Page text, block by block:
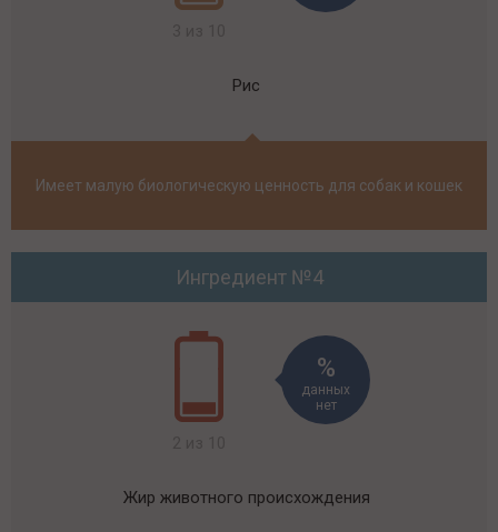
Рис
Имеет малую биологическую ценность для собак и кошек
Ингредиент №4
данных
нет
Жир животного происхождения